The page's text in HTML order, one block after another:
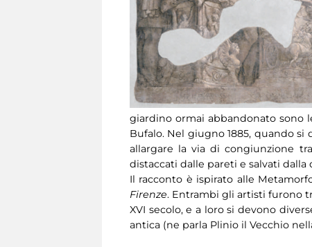
giardino ormai abbandonato sono
Bufalo. Nel giugno 1885, quando
allargare la via di congiunzione
distaccati dalle pareti e salvati dalla
Il racconto è ispirato alle
Firenze. Entrambi gli artisti furono
XVI secolo, e a loro si devono
antica (ne parla Plinio il Vecchio